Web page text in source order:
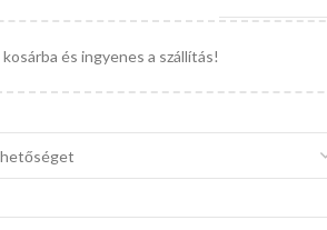
és ingyenes a szállítás!